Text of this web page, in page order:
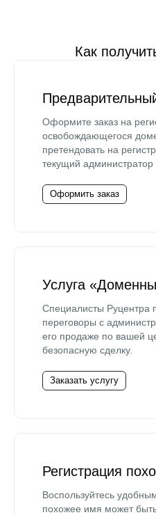
Как
Оформите заказ на
освобождающегося
претендовать на
текущий администратор
Оформить заказ
Услуга
Специалисты Руцентра
переговоры с
его продаже по вашей
безопасную сделку.
Заказать услугу
Регистрация
Воспользуйтесь
похожее имя может